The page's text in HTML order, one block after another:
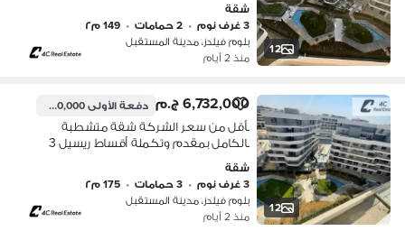
12
مدينتي وسراي للبيع
شقة
3 غرف نوم
• 2 حمامات • 149 م٢
بلوم فيلدز، مدينة المستقبل
منذ 2 أيام
12
6,732,000 ج.م دفعة الأولى6,200,000 ج.م
بأقل من سعر الشركة شقة متشطبة
بالكامل بمقدم وتكملة أقساط ريسيل 3
المستقبل سيتي بجوار مدينتي وسراي
للبيع
شقة
3 غرف نوم
• 3 حمامات • 175 م٢
بلوم فيلدز، مدينة المستقبل
منذ 2 أيام